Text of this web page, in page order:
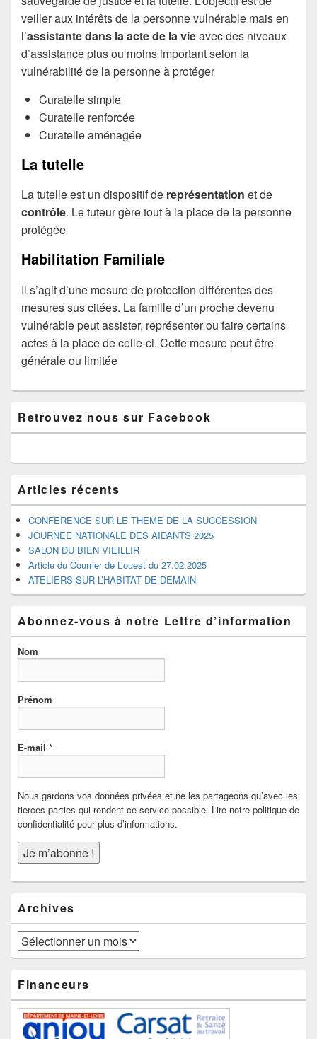
veiller aux intérêts de la personne vulnérable mais en
l’assistante dans la acte de la vieavec des niveaux
d’assistance plus ou moins important selon la
vulnérabilité de la personne à protéger
Curatelle simple
Curatelle renforcée
Curatelle aménagée
La tutelle
La tutelle est un dispositif de représentation et de
contrôle. Le tuteur gère tout à la place de la personne
protégée
Habilitation Familiale
Il s’agit d’une mesure de protection différentes des
mesures sus citées. La famille d’un proche devenu
vulnérable peut assister, représenter ou faire certains
actes à la place de celle-ci. Cette mesure peut être
générale ou limitée
principale
de
pour
barre
latérale
Retrouvez nous sur Facebook
Articles récents
CONFERENCE SUR LE THEME DE LA SUCCESSION
JOURNEE NATIONALE DES AIDANTS 2025
SALON DU BIEN VIEILLIR
Article du Courrier de L’ouest du 27.02.2025
ATELIERS SUR L’HABITAT DE DEMAIN
Abonnez-vous à notre Lettre d’information
Nom
Prénom
E-mail *
Nous gardons vos données privées et ne les partageons qu’avec les
tierces parties qui rendent ce service possible. Lire notre politique de
confidentialité pour plus d’informations.
Archives
Archives
Financeurs